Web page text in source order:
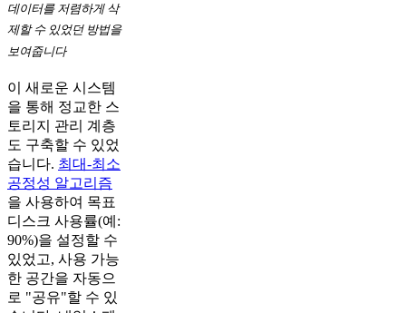
데이터를 저렴하게 삭
제할 수 있었던 방법을
보여줍니다
이 새로운 시스템
을 통해 정교한 스
토리지 관리 계층
도 구축할 수 있었
습니다. 최대-최소
공정성 알고리즘
을 사용하여 목표
디스크 사용률(예:
90%)을 설정할 수
있었고, 사용 가능
한 공간을 자동으
로 "공유"할 수 있